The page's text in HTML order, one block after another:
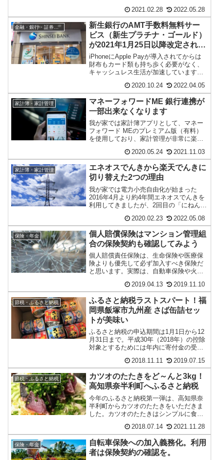
が、今年はマイナン...
2021.02.28 2022.05.28
金融・銀行・証券会社
新生銀行のAMT手数料無料サー
ビス（新生プラチナ・ゴールド）
が2021年1月25日以降改定されま
す
iPhoneにApple Payが導入されてからは
財布もカード類も持ち歩く必要がなく、
キャッシュレス生活が加速しています。
2020.10.24 2022.04.05
家計簿・家計管理
マネーフォワードME 銀行連携が
一部出来なくなります
我が家では家計簿アプリとして、マネー
フォワード MEのプレミアム版（有料）
を使用しており、家計管理が非常に楽に
べても、マ...
2020.05.24 2021.11.03
家計簿・家計管理
エネオスでんきから楽天でんきに
切り替えた2つの理由
我が家では電力小売自由化が始まった
2016年4月より約4年間エネオスでんきを
利用してきましたが、2回目の「にねんと
2020.02.23 2022.05.08
保険・年金
個人賠償保険はマンション管理組
合の保険契約も確認してみよう
個人賠償責任保険は、生命保険や医療保
険よりも優先して必ず加入すべき保険だ
と思います。実際は、自動車保険や火災
ですけどね。最近...2019.04.13 2019.11.10
節税・ふるさと納税
ふるさと納税ラストスパート！福
岡県飯塚市九州産 さば缶詰セッ
トが美味い
ふるさと納税の申込期間は1月1日から12
月31日まで。平成30年（2018年）の控除
対象とするためには年内に寄付金の受領
2018.11.11 2019.07.15
節税・ふるさと納税
カツオのたたきをど～んと3kg！
高知県奈半利町へふるさと納税
今年のふるさと納税第一弾は、高知県奈
半利町からカツオのたたきをいただきま
した。カツオのたたきはシンプルに食べ
出来るので非常に...2018.07.14 2021.11.28
保険・年金
自転車保険への加入義務化。利用
者は保険契約の確認を。